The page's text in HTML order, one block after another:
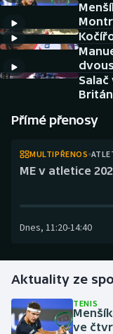
DALŠÍ SPORTY
Americký fotbal
Atletika
Biatlon
Curling
Cyklistika
NEPŘEHLÉDNĚTE
Soutěže
AZ kvíz
Přímé přenosy
MULTIPŘENOS
ME v atletice
Dnes, 11:20-14:40
Aktuality ze
TENIS
ve